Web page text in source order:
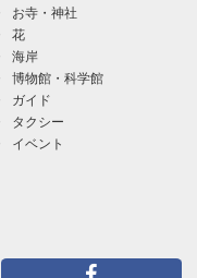
お寺・神社
花
海岸
博物館・科学館
ガイド
タクシー
イベント